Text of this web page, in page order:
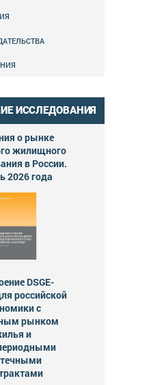
ИССЛЕДОВАНИЯ
о рынке
жилищного
в России.
2026 года
DSGE-
российской
с
рынком
и